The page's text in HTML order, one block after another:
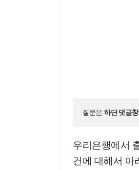
질문은 하단 댓글창
우리은행에서
건에 대해서 아